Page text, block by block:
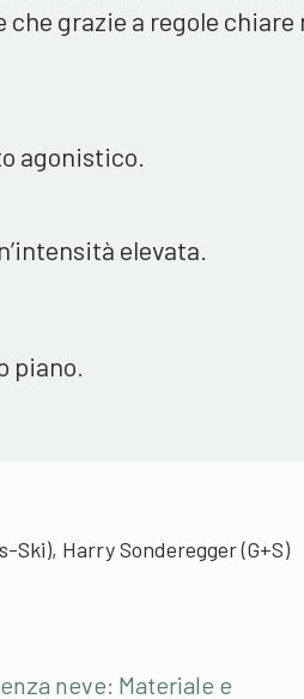
grazie a regole chiare
agonistico.
elevata.
piano.
Ski), Harry Sonderegger (G+S)
neve: Materiale e